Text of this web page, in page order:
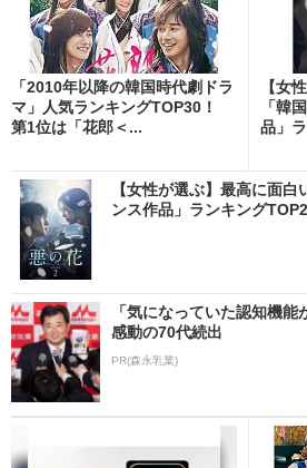
「2010年以降の韓国時代劇ドラ
マ」人気ランキングTOP30！
第1位は「花郎＜...
【女
「韓
品」
【女性が選ぶ】最高に面
ンス作品」ランキング
「気になっていた認知機
感動の70代続出
PR(森永乳業)